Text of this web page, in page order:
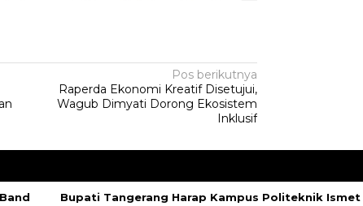
Pos berikutnya
Raperda Ekonomi Kreatif Disetujui,
Wagub Dimyati Dorong Ekosistem
Inklusif
Bupati Tangerang Harap Kampus Politeknik Ismet